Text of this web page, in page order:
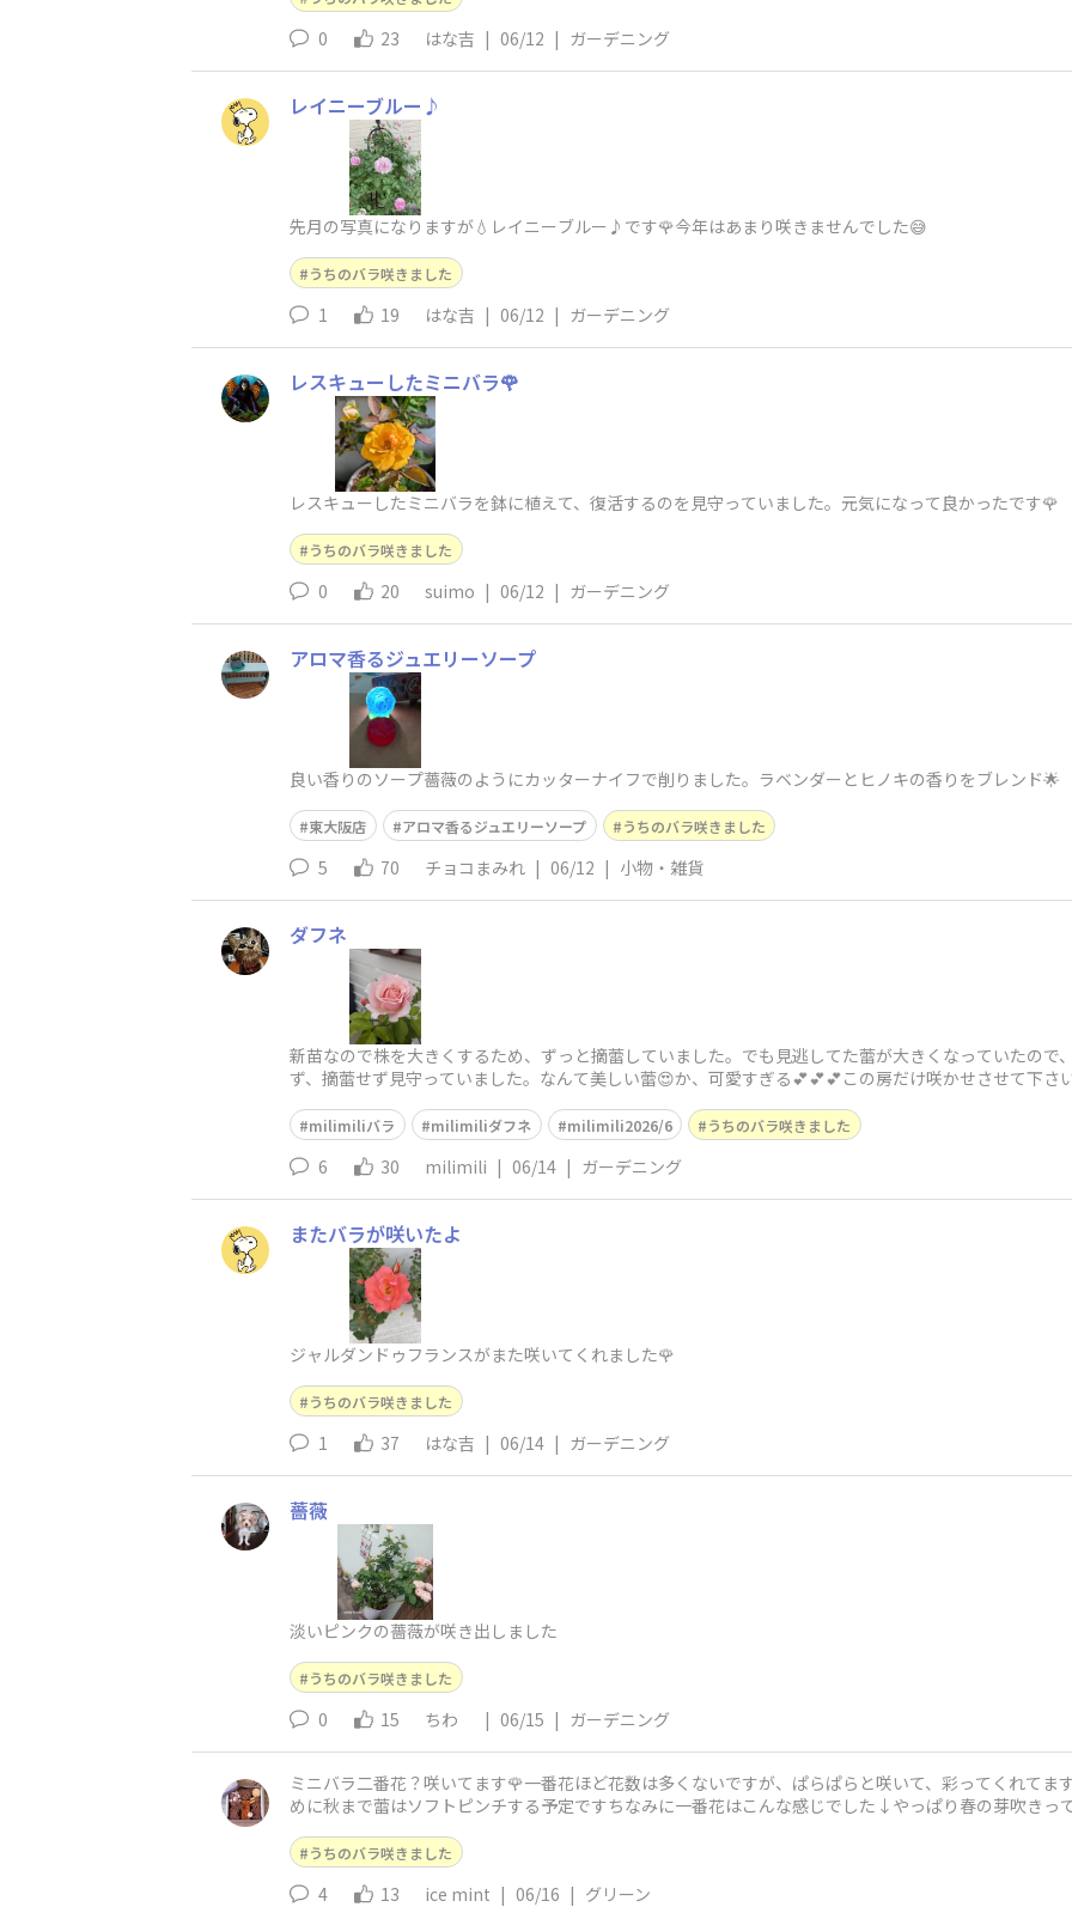
0 23 はな吉 | 06/12 | ガーデニング
レイニーブルー♪
先月の写真になりますが💧レイニーブルー♪です🌹今年はあまり咲きませんでした😅
うちのバラ咲きました
1 19 はな吉 | 06/12 | ガーデニング
レスキューしたミニバラ🌹
レスキューしたミニバラを鉢に植えて、復活するのを見守っていました。元気になって良かったです🌹
うちのバラ咲きました
0 20 suimo | 06/12 | ガーデニング
アロマ香るジュエリーソープ
良い香りのソープ薔薇のようにカッターナイフで削りました。ラベンダーとヒノキの香りをブレンド🌟
東大阪店 アロマ香るジュエリーソープ うちのバラ咲きました
5 70 チョコまみれ | 06/12 | 小物・雑貨
ダフネ
新苗なので株を大きくするため、ずっと摘蕾していました。でも見逃してた蕾が大きくなっていたので
ず、摘蕾せず見守っていました。なんて美しい蕾😍か、可愛すぎる💕💕💕この房だけ咲かせさせて下さ
milimiliバラ milimiliダフネ milimili2026/6 うちのバラ咲きました
6 30 milimili | 06/14 | ガーデニング
またバラが咲いたよ
ジャルダンドゥフランスがまた咲いてくれました🌹
うちのバラ咲きました
1 37 はな吉 | 06/14 | ガーデニング
薔薇
淡いピンクの薔薇が咲き出しました
うちのバラ咲きました
0 15 ちわ | 06/15 | ガーデニング
ミニバラ二番花？咲いてます🌹一番花ほど花数は多くないですが、ぱらぱらと咲いて、彩ってくれて
めに秋まで蕾はソフトピンチする予定ですちなみに一番花はこんな感じでした↓やっぱり春の芽吹きっ
うちのバラ咲きました
4 13 ice mint | 06/16 | グリーン